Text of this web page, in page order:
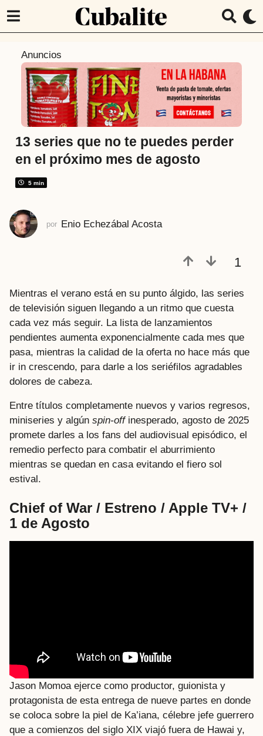
r
s
1
ñ
o
a
s
Anuncios
13 series que no te puedes perder
en el próximo mes de agosto
5 min
por Enio Echezábal Acosta
1
Mientras el verano está en su punto álgido, las series
de televisión siguen llegando a un ritmo que cuesta
cada vez más seguir. La lista de lanzamientos
pendientes aumenta exponencialmente cada mes que
pasa, mientras la calidad de la oferta no hace más que
ir in crescendo, para darle a los seriéfilos agradables
dolores de cabeza.
Entre títulos completamente nuevos y varios regresos,
miniseries y algún spin-offinesperado, agosto de 2025
promete darles a los fans del audiovisual episódico, el
remedio perfecto para combatir el aburrimiento
mientras se quedan en casa evitando el fiero sol
estival.
Chief of War / Estreno / Apple TV+ /
1 de Agosto
Jason Momoa ejerce como productor, guionista y
protagonista de esta entrega de nueve partes en donde
se coloca sobre la piel de Ka’iana, célebre jefe guerrero
que a comienzos del siglo XIX viajó fuera de Hawai y,